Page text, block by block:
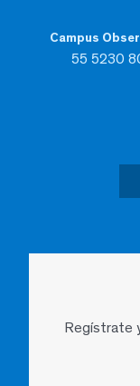
Campus
55 5230
Regístrate